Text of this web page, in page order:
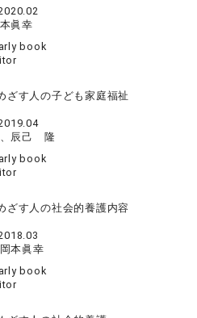
眞幸
book
す人の子ども家庭福祉
、辰己 隆
book
す人の社会的養護内容
本眞幸
book